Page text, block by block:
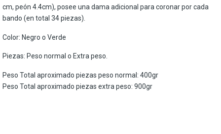
cm, peón 4.4cm), posee una dama adicional para coronar por cada
bando (en total 34 piezas).
Color: Negro o Verde
Piezas: Peso normal o Extra peso.
Peso Total aproximado piezas peso normal: 400gr
Peso Total aproximado piezas extra peso: 900gr